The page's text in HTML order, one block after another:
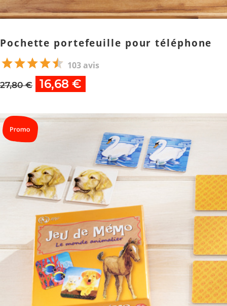
Pochette portefeuille pour téléphone
103 avis
27,80 € 16,68 €